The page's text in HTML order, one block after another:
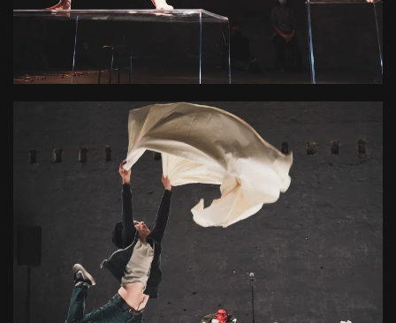
L’accompagnement artistique et administratif
d'artistes et d’équipes émergentes ou déjà
implantées sur le territoire